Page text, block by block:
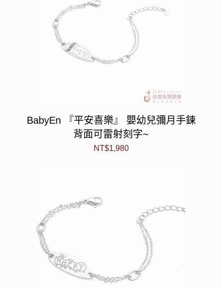
BabyEn 『平安喜樂』 嬰幼兒彌月手鍊
背面可雷射刻字~
NT$1,980